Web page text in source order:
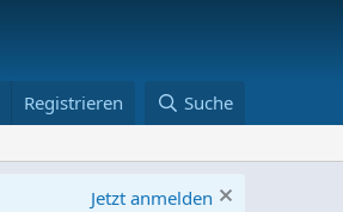
Registrieren Suche
Jetzt anmelden